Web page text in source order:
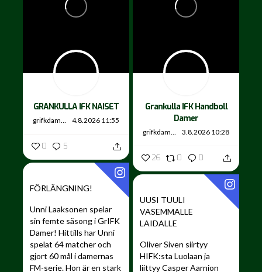
GRANKULLA IFK NAISET
grifkdamer 4.8.2026 11:55
0 5
Grankulla IFK Handboll
Damer
grifkdamer 3.8.2026 10:28
26 0 0
FÖRLÄNGNING!
Unni Laaksonen spelar
sin femte säsong i GrIFK
Damer! Hittills har Unni
spelat 64 matcher och
gjort 60 mål i damernas
FM-serie. Hon är en stark
UUSI TUULI
VASEMMALLE
LAIDALLE ️
Oliver Siven siirtyy
HIFK:sta Luolaan ja
liittyy Casper Aarnion